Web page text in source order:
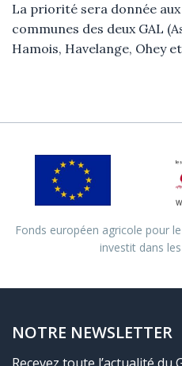
La priorité sera donnée
communes des deux GAL
Hamois, Havelange, Ohey
Fonds européen agricole pour
investit dans
NOTRE NEWSLETTER